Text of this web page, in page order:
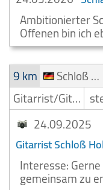
Ambitionierter
Offenen bin ich
9 km
Schloß Holte-Stukenbrock
Gitarrist/Gitarrenspieler
24.09.2025
Gitarrist Schloß
Interesse:
gemeinsam zu